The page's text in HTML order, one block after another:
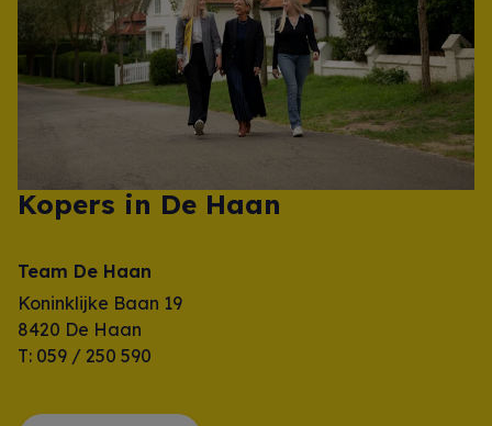
Kopers in De Haan
Team De Haan
Koninklijke Baan 19
8420 De Haan
T: 059 / 250 590